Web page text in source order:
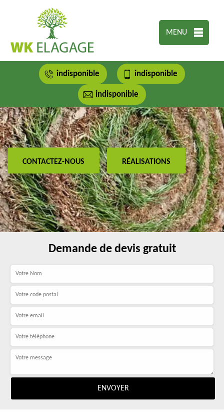
MENU
indisponible indisponible
indisponible
CONTACTEZ-NOUS RÉALISATIONS
Demande de devis gratuit